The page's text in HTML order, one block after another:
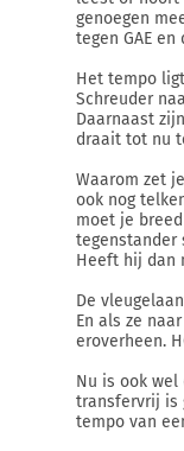
genoegen
tegen GAE
Het tempo
Schreuder
Daarnaast
draait tot nu
Waarom zet
ook nog
moet je
tegenstander
Heeft hij dan
De
En als ze
eroverheen.
Nu is ook
transfervrij is
tempo van